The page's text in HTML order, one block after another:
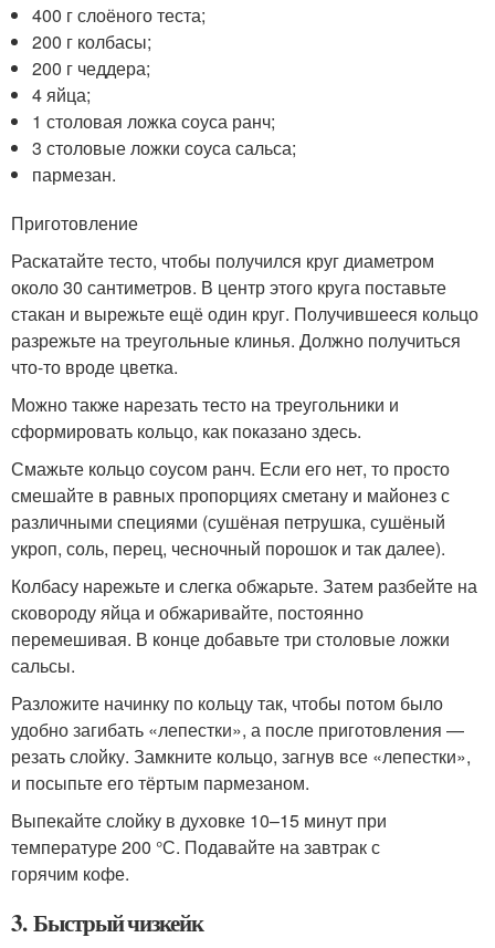
400 г слоёного теста;
200 г колбасы;
200 г чеддера;
4 яйца;
1 столовая ложка соуса ранч;
3 столовые ложки соуса сальса;
пармезан.
Приготовление
Раскатайте тесто, чтобы получился круг диаметром
около 30 сантиметров. В центр этого круга поставьте
стакан и вырежьте ещё один круг. Получившееся кольцо
разрежьте на треугольные клинья. Должно получиться
что-то вроде цветка.
Можно также нарезать тесто на треугольники и
сформировать кольцо, как показано здесь.
Смажьте кольцо соусом ранч. Если его нет, то просто
смешайте в равных пропорциях сметану и майонез с
различными специями (сушёная петрушка, сушёный
укроп, соль, перец, чесночный порошок и так далее).
Колбасу нарежьте и слегка обжарьте. Затем разбейте на
сковороду яйца и обжаривайте, постоянно
перемешивая. В конце добавьте три столовые ложки
сальсы.
Разложите начинку по кольцу так, чтобы потом было
удобно загибать «лепестки», а после приготовления —
резать слойку. Замкните кольцо, загнув все «лепестки»,
и посыпьте его тёртым пармезаном.
Выпекайте слойку в духовке 10–15 минут при
температуре 200 °С. Подавайте на завтрак с
горячим кофе.
3. Быстрый чизкейк